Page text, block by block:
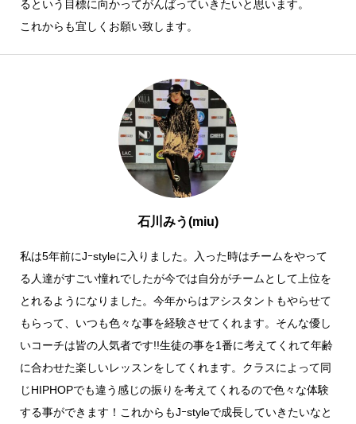
るという目標に向かってがんばっていきたいと思います。
これからも宜しくお願い致します。
石川みう(miu)
私は5年前にJｰstyleに入りました。入った時はチームをやって
る人達がすごい憧れでしたが今では自分がチームとして上位を
とれるようになりました。今年からはアシスタントもやらせて
もらって、いつも色々な事を経験させてくれます。そんな優し
いコーチは皆の人気者です!!生徒の事を1番に考えてくれて年齢
に合わせた楽しいレッスンをしてくれます。クラスによって同
じHIPHOPでも違う感じの振りを考えてくれるので色々な体験
する事ができます！これからもJｰstyleで成長していきたいなと